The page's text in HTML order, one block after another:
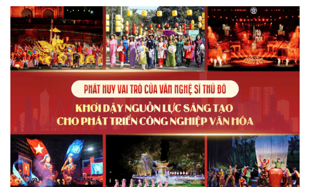
mà còn giữ vai trò trung tâm trong quá trình hình thành các sản
phẩm công nghiệp văn hóa có giá trị. Khơi dậy, phát huy và tạo
điều kiện để nguồn lực sáng tạo ấy phát triển sẽ là “chìa khóa”
để Hà Nội khai thác hiệu quả tiềm năng văn hóa, nâng cao năng
lực cạnh tranh và khẳng định vị thế của một trung tâm sáng tạo
trong kỷ nguyên mới.